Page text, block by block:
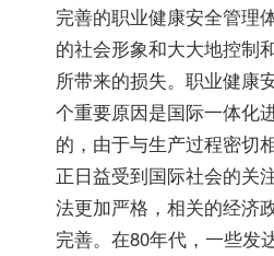
完善的职业健康安全管理
的社会形象和大大地控制
所带来的损失。职业健康
个重要原因是国际一体化
的，由于与生产过程密切
正日益受到国际社会的关
法更加严格，相关的经济
完善。在80年代，一些发